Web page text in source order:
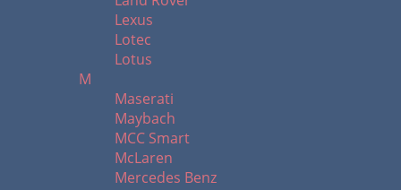
Lexus
Lotec
Lotus
M
Maserati
Maybach
MCC Smart
McLaren
Mercedes Benz